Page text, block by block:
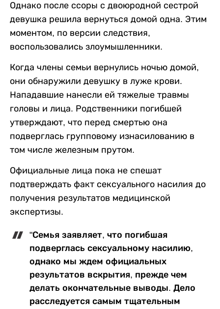
Однако после ссоры с двоюродной сестрой
девушка решила вернуться домой одна. Этим
моментом, по версии следствия,
воспользовались злоумышленники.
Когда члены семьи вернулись ночью домой,
они обнаружили девушку в луже крови.
Нападавшие нанесли ей тяжелые травмы
головы и лица. Родственники погибшей
утверждают, что перед смертью она
подверглась групповому изнасилованию в
том числе железным прутом.
Официальные лица пока не спешат
подтверждать факт сексуального насилия до
получения результатов медицинской
экспертизы.
"Семья заявляет, что погибшая
подверглась сексуальному насилию,
однако мы ждем официальных
результатов вскрытия, прежде чем
делать окончательные выводы. Дело
расследуется самым тщательным